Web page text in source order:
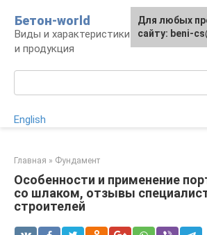
контенту
Бетон-world
Виды и характеристики бетона,
и продукция
English
Главная » Фундамент
Особенности и применение
со шлаком, отзывы
строителей
Для любых
сайту: beni-